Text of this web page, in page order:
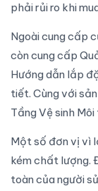
phải rủi ro khi
Ngoài cung cấp
còn cung cấp
Hướng dẫn lắp
tiết. Cùng với
Tầng Vệ sinh
Một số đơn vị vì
kém chất lượng.
toàn của người